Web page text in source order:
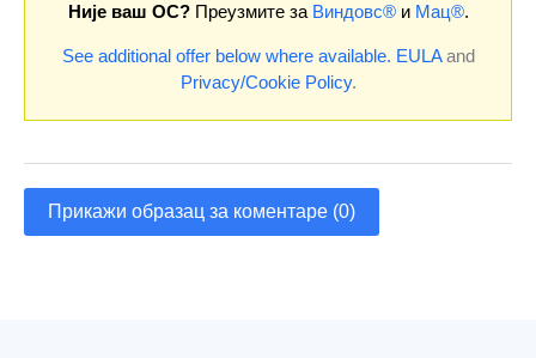
Није ваш ОС?Преузмите за Виндовс®и Мац®.
See additional offer below where available. EULAand
Privacy/Cookie Policy.
Прикажи образац за коментаре (0)